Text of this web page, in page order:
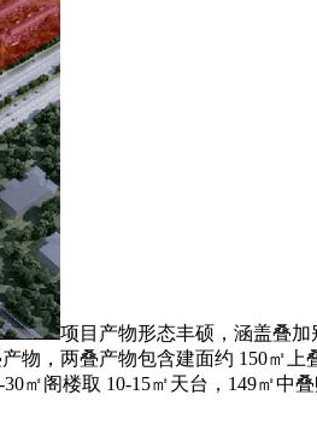
项目产物形态丰硕，涵盖叠
，两叠产物包含建面约 150㎡
㎡阁楼取 10-15㎡天台，149㎡